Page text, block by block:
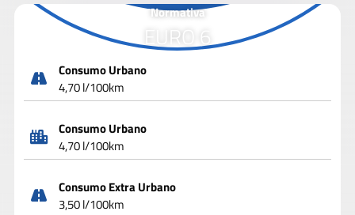
Normativa
EURO 6
Consumo Urbano
4,70 l/100km
Consumo Urbano
4,70 l/100km
Consumo Extra Urbano
3,50 l/100km